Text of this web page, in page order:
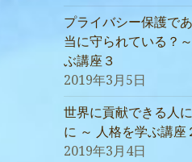
プライバシー保護で
当に守られている？
ぶ講座３
2019年3月5日
世界に貢献できる人
に ～ 人格を学ぶ講座
2019年3月4日